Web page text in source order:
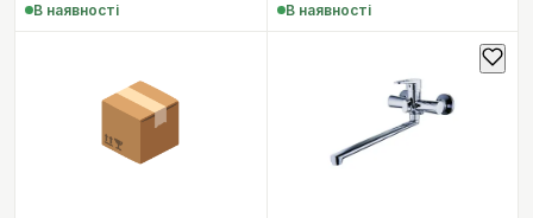
В наявності В наявності
📦